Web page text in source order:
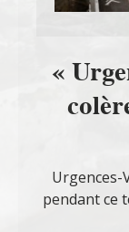
«
pendant ce